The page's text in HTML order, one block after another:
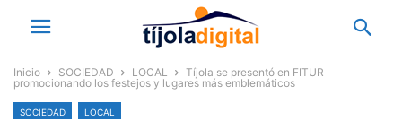
Inicio SOCIEDAD LOCAL
Tíjola se presentó en FITUR
promocionando los festejos y lugares más emblemáticos
SOCIEDAD LOCAL